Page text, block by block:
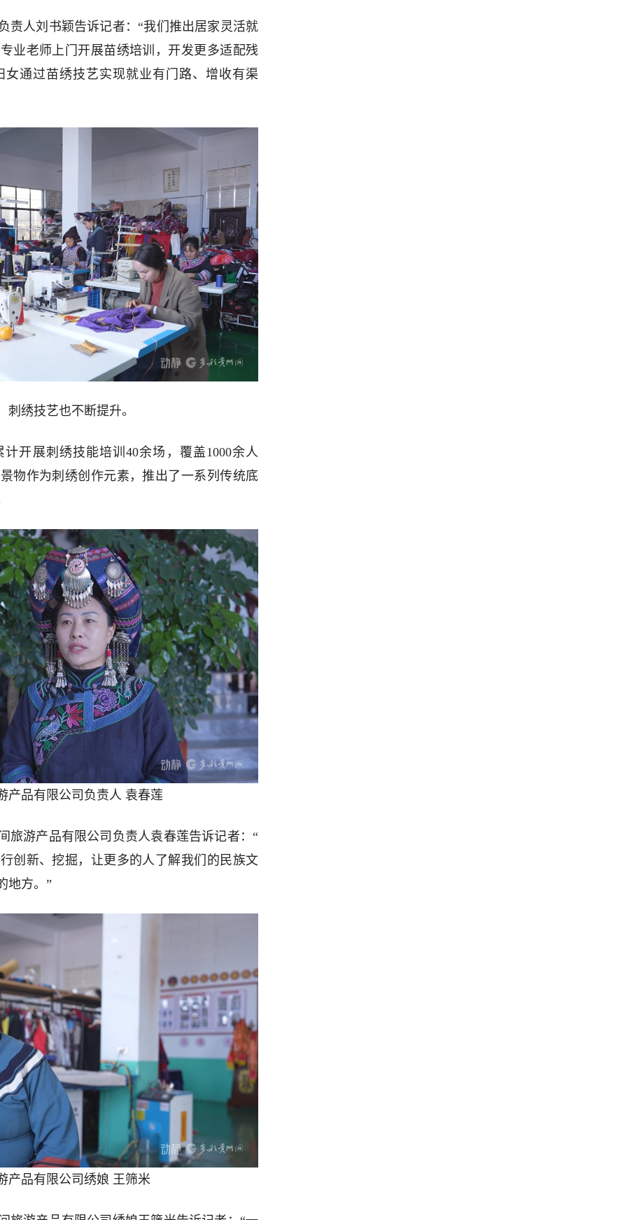
责人刘书颖告诉记者：“我们推出居家灵活就
业老师上门开展苗绣培训，开发更多适配残
通过苗绣技艺实现就业有门路、增收有渠
绣技艺也不断提升。
开展刺绣技能培训40余场，覆盖1000余人
物作为刺绣创作元素，推出了一系列传统底
产品有限公司负责人 袁春莲
旅游产品有限公司负责人袁春莲告诉记者：“
创新、挖掘，让更多的人了解我们的民族文
地方。”
产品有限公司绣娘 王筛米